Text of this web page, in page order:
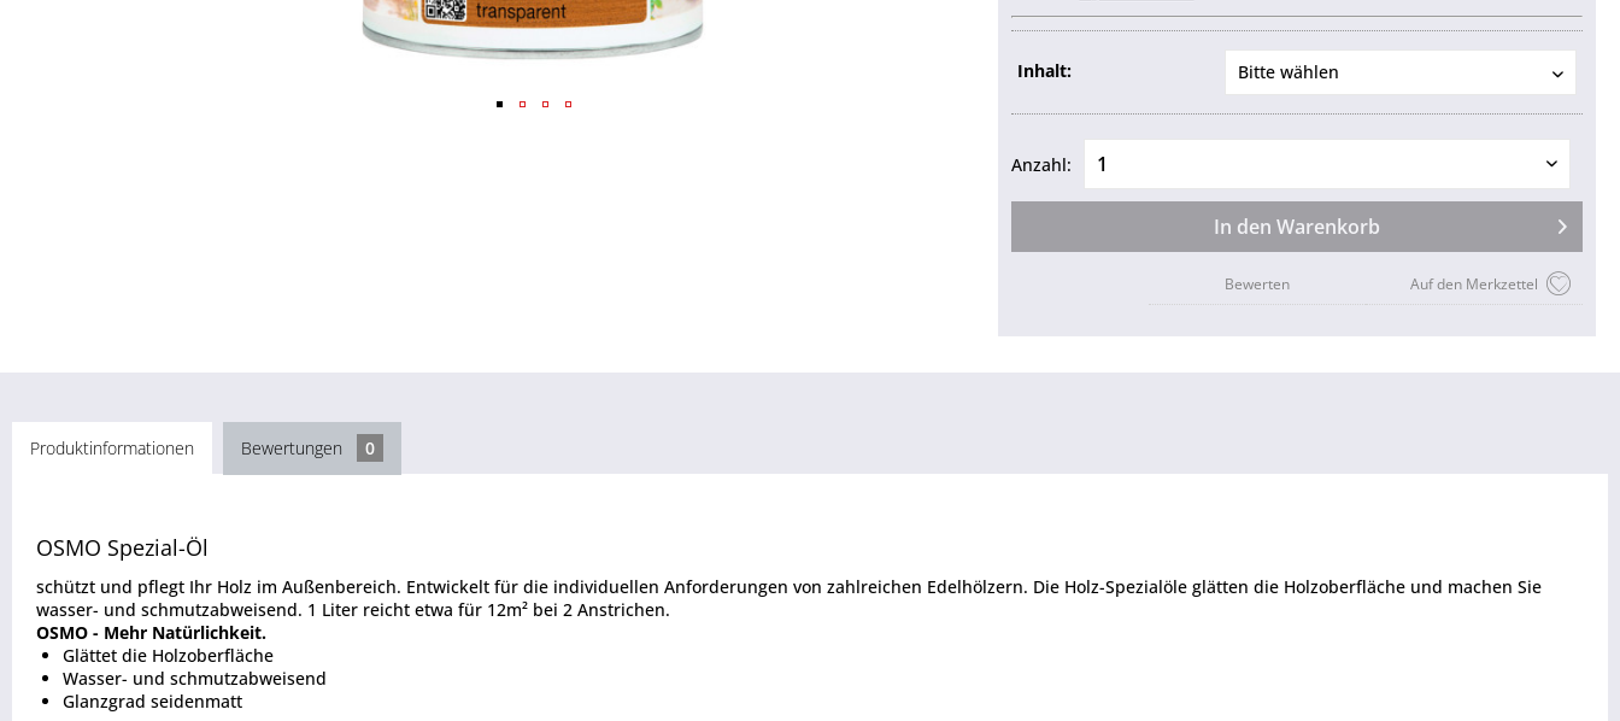
Inhalt:
Anzahl:
In den Warenkorb
Auf den Merkzettel
Bewerten
Produktinformationen Bewertungen 0
OSMO Spezial-Öl
schützt und pflegt Ihr Holz im Außenbereich. Entwickelt für die individuellen Anforderungen von zahlreichen Edelhölzern. Die Holz-Spezialöle glätten die Holzoberfläche und machen Sie
wasser- und schmutzabweisend. 1 Liter reicht etwa für 12m² bei 2 Anstrichen.
OSMO - Mehr Natürlichkeit.
Glättet die Holzoberfläche
Wasser- und schmutzabweisend
Glanzgrad seidenmatt